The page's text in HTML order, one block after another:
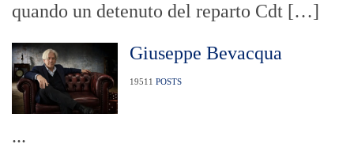
quando un detenuto del reparto Cdt […]
Giuseppe Bevacqua
19511 POSTS
...